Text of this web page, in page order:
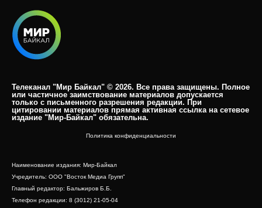
Телеканал "Мир Байкал" © 2026. Все права защищены. Полное
или частичное заимствование материалов допускается
только с письменного разрешения редакции. При
цитировании материалов прямая активная ссылка на сетевое
издание "Мир-Байкал" обязательна.​
Политика конфиденциальности
Наименование издания: Мир-Байкал
Учредитель: ООО "Восток Медиа Групп"
Главный редактор: Бальжиров Б.Б.
Телефон редакции: 8 (3012) 21-05-04